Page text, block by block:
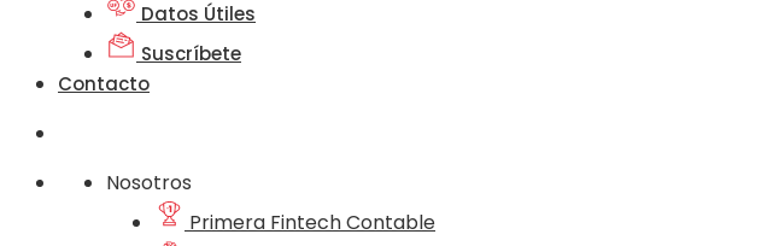
Datos Útiles
Suscríbete
Contacto
Nosotros
Primera Fintech Contable